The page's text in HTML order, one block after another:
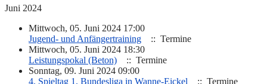
Juni 2024
Mittwoch, 05. Juni 2024 17:00
Jugend- und Anfängertraining
:: Termine
Mittwoch, 05. Juni 2024 18:30
Leistungspokal (Beton)
:: Termine
Sonntag, 09. Juni 2024 09:00
4. Spieltag 1. Bundesliga in Wanne-Eickel
:: Termine